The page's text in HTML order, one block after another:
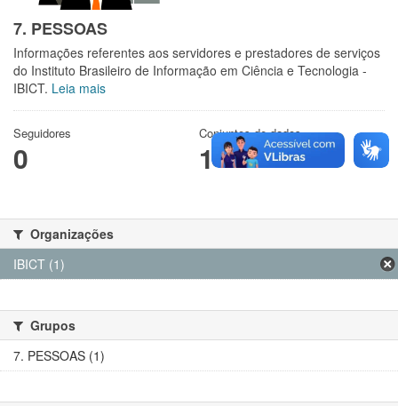
7. PESSOAS
Informações referentes aos servidores e prestadores de serviços
do Instituto Brasileiro de Informação em Ciência e Tecnologia -
IBICT. Leia mais
Seguidores
0
Conjuntos de dados
1
Organizações
IBICT (1)
Grupos
7. PESSOAS (1)